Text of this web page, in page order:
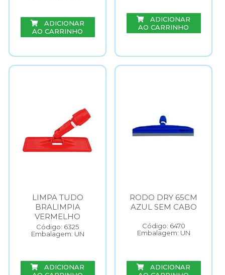
ADICIONAR
AO CARRINHO
ADICIONAR
AO CARRINHO
LIMPA TUDO
BRALIMPIA
VERMELHO
Código: 6325
Embalagem: UN
ADICIONAR
RODO DRY 65CM
AZUL SEM CABO
Código: 6470
Embalagem: UN
ADICIONAR